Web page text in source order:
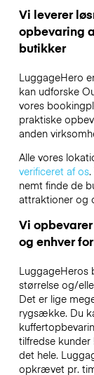
Vi leverer
opbevaring
butikker
LuggageHero
kan udforske
vores
praktiske
anden
Alle vores
verificeret af os
nemt finde de
attraktioner og
Vi
og enhver
LuggageHeros
størrelse og/
Det er lige
rygsække. Du
tilfredse
det hele.
opkrævet pr.